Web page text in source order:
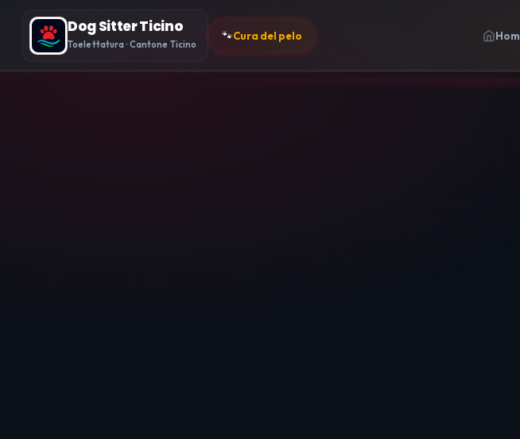
Dog Sitter Ticino
Toelettatura · Cantone Ticino
🐾Cura del pelo